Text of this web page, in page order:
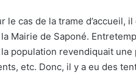
le cas de la trame d’accueil,
Mairie de Saponé.
population revendiquait
etc. Donc, il y a eu des